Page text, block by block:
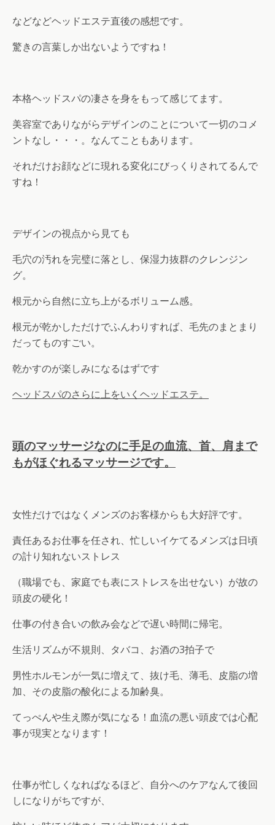
などなどヘッドエステ直後の感想です。
驚きの言葉しか出ないようですね！
本格ヘッドスパの凄さを身をもって感じてます。
美容室でありながらデザインのことについて一切のコメ
ントなし・・・。なんてこともあります。
それだけお顔などに現れる変化にびっくりされてるんで
すね！
デザインの視点から見ても
毛穴の汚れを完璧に落とし、保湿力抜群のクレンジン
グ。
根元から自然に立ち上がるボリューム感。
根元が乾かしただけでふんわりすれば、毛先のまとまり
だってものすごい。
乾かすのが楽しみになるはずです
ヘッドスパのさらに上をいくヘッドエステ。
頭のマッサージなのに手足の血流、首、肩まで
もがほぐれるマッサージです。
女性だけではなくメンズのお客様からも大好評です。
責任あるお仕事を任され、忙しいイケてるメンズは日頃
の計り知れないストレス
（職場でも、家庭でも表にストレスを出せない）が故の
頭皮の硬化！
仕事の付き合いの飲み会などで遅い時間に帰宅。
生活リズムが不規則、タバコ、お酒の3拍子で
男性ホルモンが一気に増えて、抜け毛、薄毛、皮脂の増
加、その皮脂の酸化による加齢臭。
てっぺんや生え際が気になる！血流の悪い頭皮では心配
事が現実となります！
仕事が忙しくなればなるほど、自分へのケアなんて後回
しになりがちですが、